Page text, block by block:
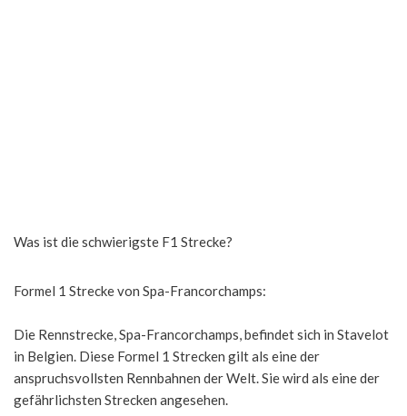
Was ist die schwierigste F1 Strecke?
Formel 1 Strecke von Spa-Francorchamps:
Die Rennstrecke, Spa-Francorchamps, befindet sich in Stavelot
in Belgien. Diese Formel 1 Strecken gilt als eine der
anspruchsvollsten Rennbahnen der Welt. Sie wird als eine der
gefährlichsten Strecken angesehen.